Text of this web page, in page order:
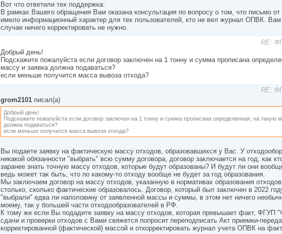
Вот что ответили тех поддержка:
В рамках Вашего обращения Вам оказана консультация по вопросу о том, что письмо
имело информационный характер для тех пользователей, кто не вел журнал ОПВК.
случае ничего корректировать не нужно.
RE:
Добрый день!
Подскажите пожалуйста если договор заключен на 1 тонну и сумма прописана
массу и заявка должна подаваться?
если меньше получится масса вывоза отхода?
RE:
grom2101 писал(а)
Добрый день!
Подскажите пожалуйста если договор заключен на 1 тонну и сумма прописана определенная, на такую
должна подаваться?
если меньше получится масса вывоза отхода?
Вы подаете заявку на фактическую массу отходов, образовавшихся у Вас. У
никакой обязанности "выбрать" всю сумму договора, договор заключается на год, как
заранее знать точную массу отходов, которые будут образованы? И будут ли они
ведь может так быть, что по какому-то отходу вообще не будет за год образования.
Мы заключаем договор на массу отходов, указанную в нормативах образования
столько, сколько фактические образовалось. Договор, который был заключен в 2022
"выбрали" едва ли наполовину от заявленной массы и суммы, в этом нет ничего
моему, так у большей части отходообразователей в РФ.
К тому же если Вы подадите заявку на массу отходов, которая превышает факт, ФГУП
сдачи и проверки отходов с Вами свяжется попросит переподписать Акт приемки-
корректированной (фактической) массой и откорректировать журнал учета ОПВК на